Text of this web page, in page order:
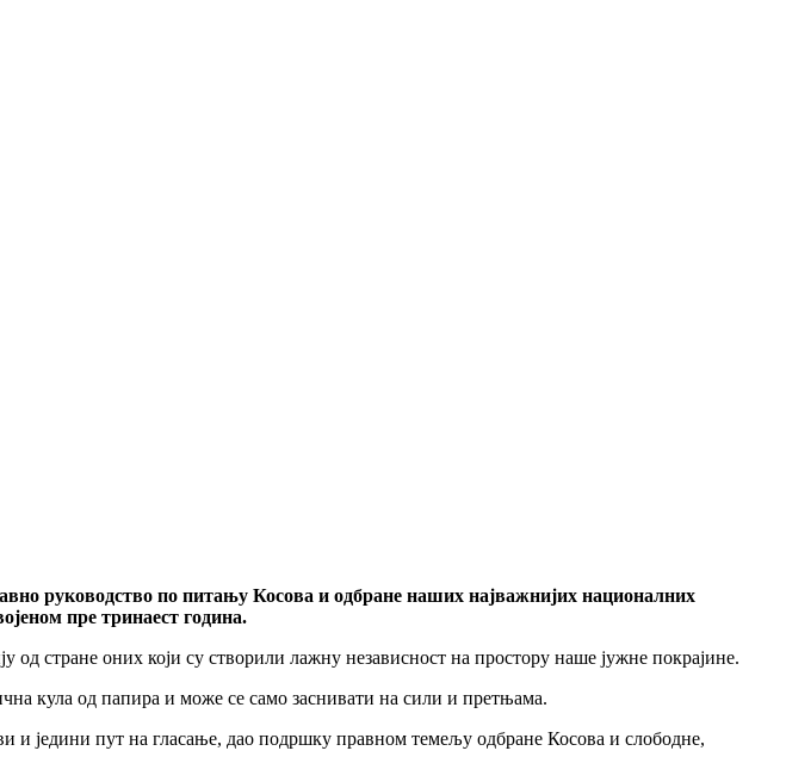
руководство по питању Косова и одбране наших најважнијих националних
пре тринаест година.
од стране оних који су створили лажну независност на простору наше јужне покрајине.
кула од папира и може се само заснивати на сили и претњама.
једини пут на гласање, дао подршку правном темељу одбране Косова и слободне,